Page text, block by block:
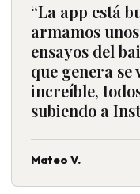
“La app está
armamos
ensayos del
que genera se
increíble,
subiendo a
Mateo V.